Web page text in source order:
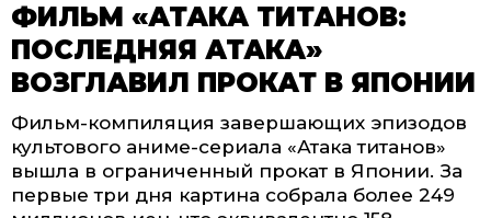
ФИЛЬМ «АТАКА ТИТАНОВ:
ПОСЛЕДНЯЯ АТАКА»
ВОЗГЛАВИЛ ПРОКАТ В ЯПОНИИ
Фильм-компиляция завершающих эпизодов
культового аниме-сериала «Атака титанов»
вышла в ограниченный прокат в Японии. За
первые три дня картина собрала более 249